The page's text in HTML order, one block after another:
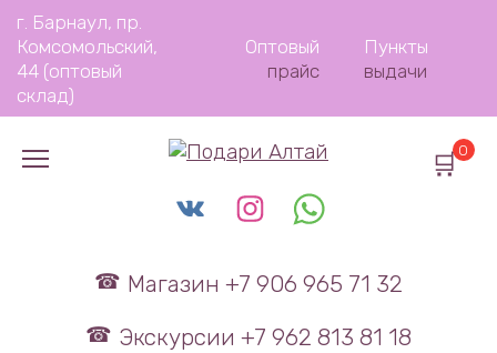
Перейти
содержанию
г. Барнаул, пр.
Комсомольский,
44 (оптовый
склад)
Оптовый
прайс
Пункты
выдачи
Магазин +7 906 965 71 32
Экскурсии +7 962 813 81 18
0